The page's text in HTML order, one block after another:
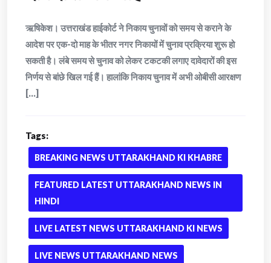
ऋषिकेश। उत्तराखंड हाईकोर्ट ने निकाय चुनावों को समय से कराने के
आदेश पर एक-दो माह के भीतर नगर निकायों में चुनाव प्रक्रिया शुरू हो
सकती है। लंबे समय से चुनाव को लेकर टकटकी लगाए दावेदारों की इस
निर्णय से बांछे खिल गई हैं। हालांकि निकाय चुनाव में अभी ओबीसी आरक्षण
[...]
Tags:
BREAKING NEWS UTTARAKHAND KI KHABRE
FEATURED LATEST UTTARAKHAND NEWS IN
HINDI
LIVE LATEST NEWS UTTARAKHAND KI NEWS
LIVE NEWS UTTARAKHAND NEWS